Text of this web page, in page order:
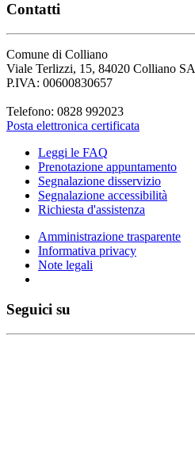
Contatti
Comune di Colliano
Viale Terlizzi, 15, 84020 Colliano SA
P.IVA: 00600830657
Telefono: 0828 992023
Posta elettronica certificata
Leggi le FAQ
Prenotazione appuntamento
Segnalazione disservizio
Segnalazione accessibilità
Richiesta d'assistenza
Amministrazione trasparente
Informativa privacy
Note legali
Seguici su